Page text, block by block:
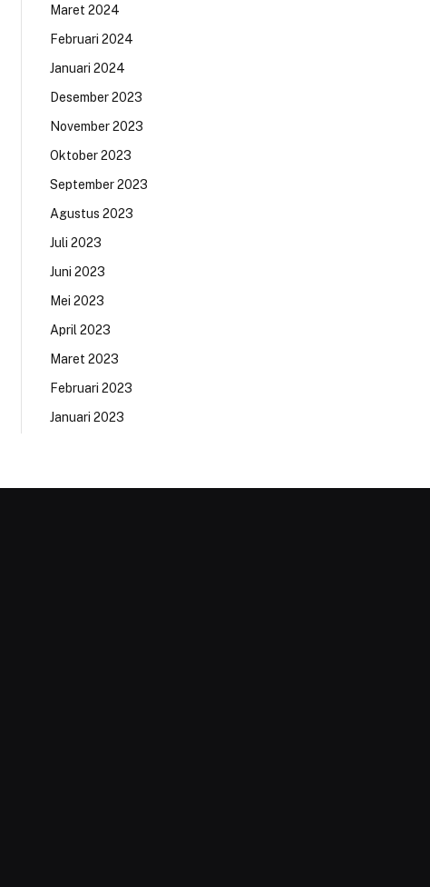
Maret 2024
Februari 2024
Januari 2024
Desember 2023
November 2023
Oktober 2023
September 2023
Agustus 2023
Juli 2023
Juni 2023
Mei 2023
April 2023
Maret 2023
Februari 2023
Januari 2023